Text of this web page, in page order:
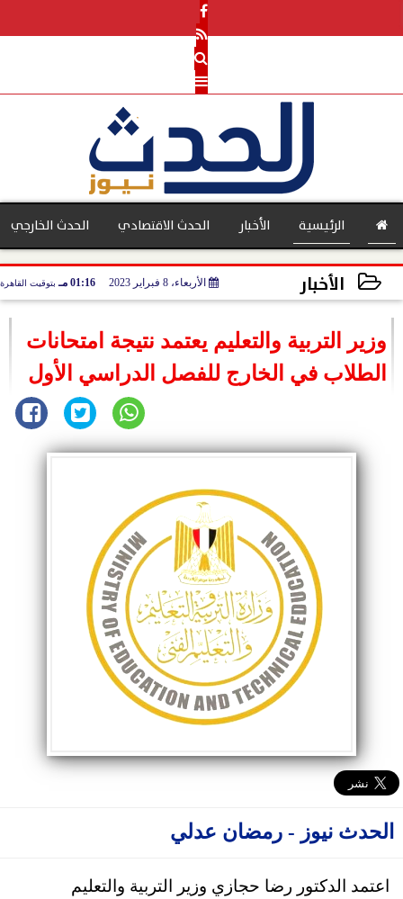
الرئيسية الأخبار الحدث الاقتصادي الحدث الخارجي
الأخبار الأربعاء، 8 فبراير 2023 01:16 مـ بتوقيت القاهرة
وزير التربية والتعليم يعتمد نتيجة امتحانات
الطلاب في الخارج للفصل الدراسي الأول
الحدث نيوز - رمضان عدلي
اعتمد الدكتور رضا حجازي وزير التربية والتعليم